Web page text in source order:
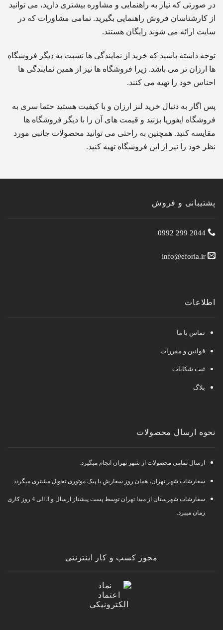
در صورتی که نیاز به راهنمایی و مشاوره بیشتری دارید، می توانید
از کارشناسان فروش راهنمایی بگیرید. تمامی مشاورات که در
سایت ارائه می شوند رایگان هستند.
توجه داشته باشید که خرید از نمایندگی ها نسبت به دیگر فروشگاه
ها ارزان تر می باشد. زیرا فروشگاه ها نیز از همین نمایندگی ها
احناس خود را تهیه می کنند.
پس اگار به دنبال خرید لنز ارزان و با کیفیت هستید حتما سری به
فروشگاه ایفوریا بزنید و قیمت های آن را با دیگر فروشگاه ها
مقایسه کنید. همچنین به راحتی می توانید محصولات جانبی مورد
نظر خود را نیز از این فروشگاه تهیه کنید.
پشتیبانی و فروش
2044 299 0992
info@eforia.ir
اطلاعات
تماس با ما
قوانین و مقررات
ثبت شکایات
بلاگ
نحوه ارسال محصولات
ارسال تمامی محصولات از شهر تهران انجام میگیرد.
سفارشات شهر تهران، همان روز سفارش با پیک موتوری تحویل مشتری میگردد.
سفارشات شهرستان از مبدا تهران توسط پست پیشتاز ارسال و 3 الی 4 روز کاری
زمان میبرد.
مجوز کسب و کار اینترنتی